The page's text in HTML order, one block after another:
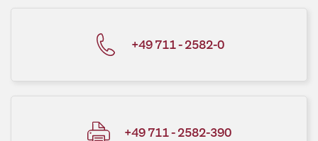
+49 711 - 2582-0
+49 711 - 2582-390